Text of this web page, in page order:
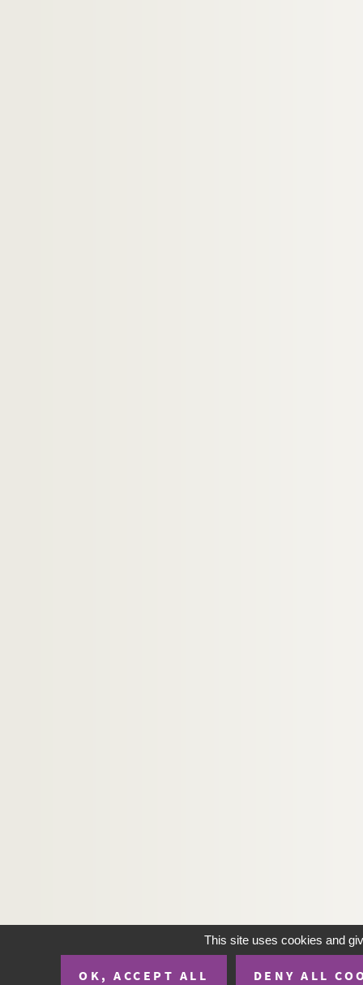
This site uses cookies and
OK, ACCEPT ALL DENY ALL